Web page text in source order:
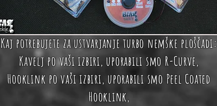
Kaj potrebujete za ustvarjanje turbo nemške ploščadi:
Kavelj po vaši izbiri, uporabili smo R-Curve,
Hooklink po vaši izbiri, uporabili smo Peel Coated
Hooklink,